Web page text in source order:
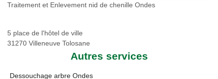
Traitement et Enlevement nid de chenille Ondes
5 place de l'hôtel de ville
31270 Villeneuve Tolosane
Autres services
Dessouchage arbre Ondes